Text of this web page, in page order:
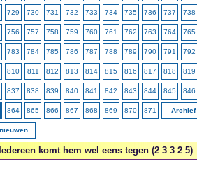
729 730 731 732 733 734 735 736 737 738
756 757 758 759 760 761 762 763 764 765
783 784 785 786 787 788 789 790 791 792
810 811 812 813 814 815 816 817 818 819
837 838 839 840 841 842 843 844 845 846
864 865 866 867 868 869 870 871 Archief
komt hem wel eens tegen (2 3 3 2 5)